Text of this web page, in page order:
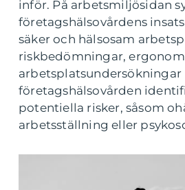
inför. På arbetsmiljösidan
företagshälsovårdens
säker och hälsosam
riskbedömningar,
arbetsplatsundersökningar
företagshälsovården
potentiella risker, såsom
arbetsställning eller